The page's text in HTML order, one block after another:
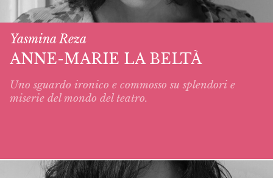
Yasmina Reza
ANNE-MARIE LA BELTÀ
Uno sguardo ironico e commosso su splendori e
miserie del mondo del teatro.